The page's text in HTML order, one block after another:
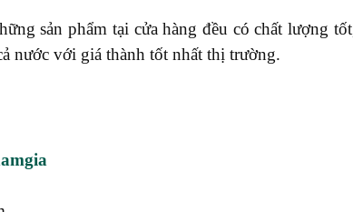
sản phẩm tại cửa hàng đều có chất lượng
nước với giá thành tốt nhất thị trường.